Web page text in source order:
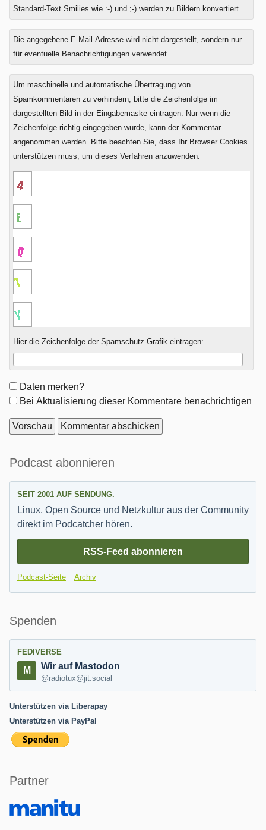
Standard-Text Smilies wie :-) und ;-) werden zu Bildern konvertiert.
Was
ist
Acht
minus
Die angegebene E-Mail-Adresse wird nicht dargestellt, sondern nur
für eventuelle Benachrichtigungen verwendet.
Um maschinelle und automatische Übertragung von
Spamkommentaren zu verhindern, bitte die Zeichenfolge im
dargestellten Bild in der Eingabemaske eintragen. Nur wenn die
Zeichenfolge richtig eingegeben wurde, kann der Kommentar
angenommen werden. Bitte beachten Sie, dass Ihr Browser Cookies
unterstützen muss, um dieses Verfahren anzuwenden.
Hier die Zeichenfolge der Spamschutz-Grafik eintragen:
Formular-
Optionen
Daten merken?
Bei Aktualisierung dieser Kommentare benachrichtigen
Seitenleiste
Podcast abonnieren
SEIT 2001 AUF SENDUNG.
Linux, Open Source und Netzkultur aus der Community
direkt im Podcatcher hören.
RSS-Feed abonnieren
Podcast-Seite Archiv
Spenden
FEDIVERSE
Wir auf Mastodon
@radiotux@jit.social
Unterstützen via Liberapay
Unterstützen via PayPal
Partner